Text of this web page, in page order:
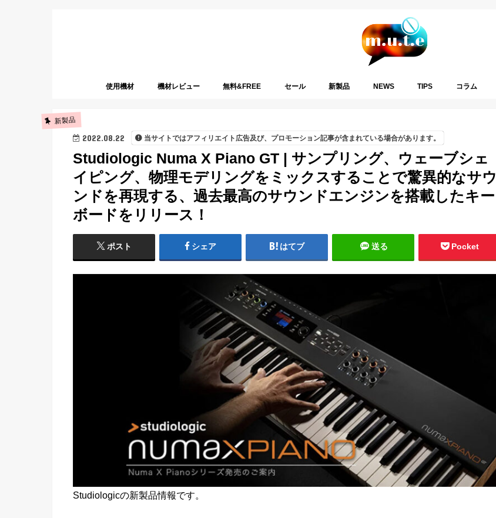
使用機材 機材レビュー 無料&FREE セール 新製品 NEWS TIPS コラム
新製品
2022.08.22 当サイトではアフィリエイト広告及び、プロモーション記事が含まれている場合があります。
Studiologic Numa X Piano GT | サンプリング、ウェーブシェ
イピング、物理モデリングをミックスすることで驚異的なサウ
ンドを再現する、過去最高のサウンドエンジンを搭載したキー
ボードをリリース！
ポスト シェア はてブ 送る Pocket
Studiologicの新製品情報です。